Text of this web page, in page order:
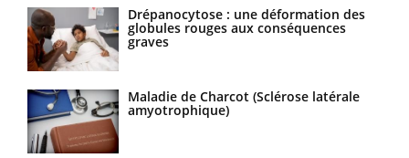
Drépanocytose : une déformation des
globules rouges aux conséquences
graves
Maladie de Charcot (Sclérose latérale
amyotrophique)